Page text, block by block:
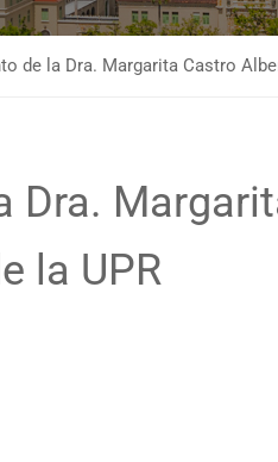
de la Dra. Margarita Castro
Dra.
la UPR